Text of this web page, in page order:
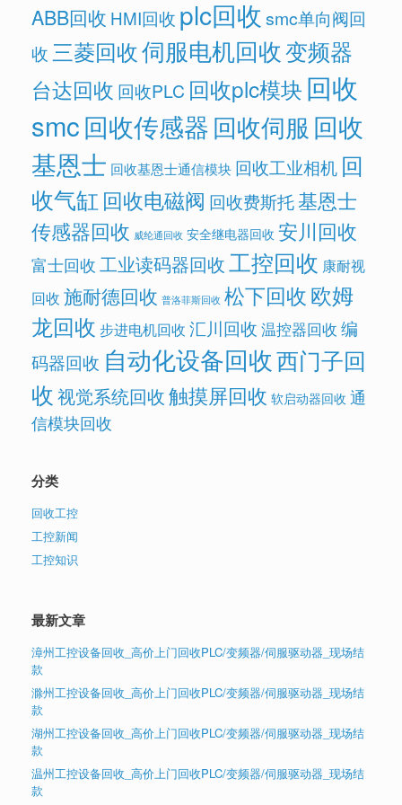
ABB回收 HMI回收 plc回收 smc单向阀回
收三菱回收伺服电机回收变频器
台达回收 回收PLC 回收plc模块 回收
smc回收传感器回收伺服 回收
基恩士 回收基恩士通信模块 回收工业相机 回
收气缸 回收电磁阀 回收费斯托基恩士
传感器回收 威纶通回收 安全继电器回收 安川回收
富士回收工业读码器回收工控回收 康耐视
回收 施耐德回收 普洛菲斯回收 松下回收欧姆
龙回收 步进电机回收 汇川回收 温控器回收 编
码器回收 自动化设备回收西门子回
收视觉系统回收触摸屏回收 软启动器回收 通
信模块回收
分类
回收工控
工控新闻
工控知识
最新文章
漳州工控设备回收_高价上门回收PLC/变频器/伺服驱动器_现场结
款
滁州工控设备回收_高价上门回收PLC/变频器/伺服驱动器_现场结
款
湖州工控设备回收_高价上门回收PLC/变频器/伺服驱动器_现场结
款
温州工控设备回收_高价上门回收PLC/变频器/伺服驱动器_现场结
款